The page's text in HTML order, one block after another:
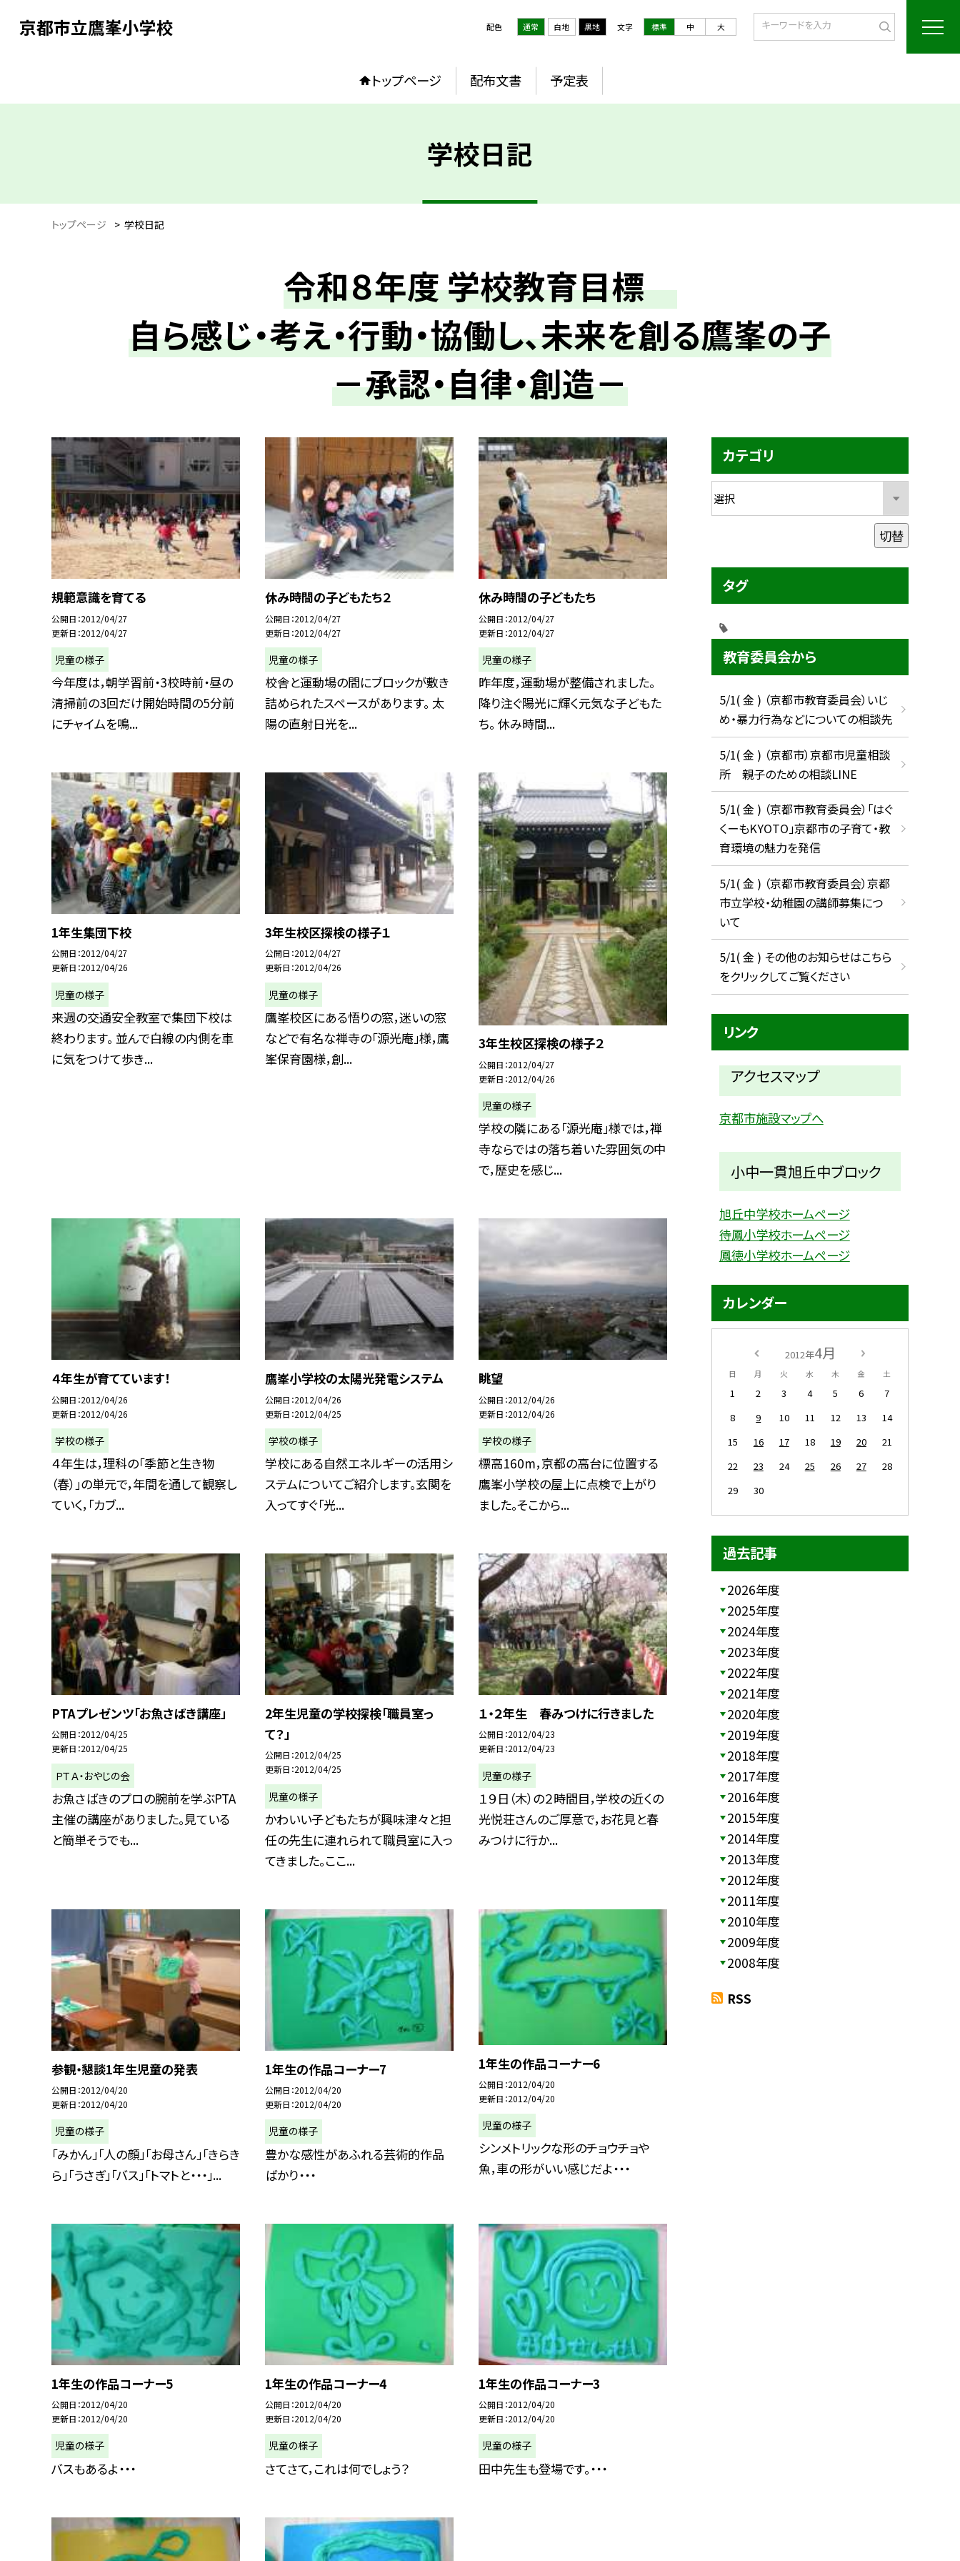
京都市立鷹峯小学校 配色 通常 白地 黒地 文字 標準 中 大
トップページ 配布文書 予定表
学校日記
トップページ > 学校日記
令和８年度 学校教育目標
自ら感じ・考え・行動・協働し、未来を創る鷹峯の子
－承認・自律・創造－
規範意識を育てる
公開日 2012/04/27
更新日 2012/04/27
児童の様子
今年度は，朝学習前・3校時前・昼の
清掃前の3回だけ開始時間の5分前
にチャイムを鳴...
休み時間の子どもたち２
公開日 2012/04/27
更新日 2012/04/27
児童の様子
校舎と運動場の間にブロックが敷き
詰められたスペースがあります。 太
陽の直射日光を...
休み時間の子どもたち
公開日 2012/04/27
更新日 2012/04/27
児童の様子
昨年度，運動場が整備されました。
降り注ぐ陽光に輝く元気な子どもた
ち。 休み時間...
1年生集団下校
公開日 2012/04/27
更新日 2012/04/26
児童の様子
来週の交通安全教室で集団下校は
終わります。 並んで白線の内側を車
に気をつけて歩き...
3年生校区探検の様子１
公開日 2012/04/27
更新日 2012/04/26
児童の様子
鷹峯校区にある悟りの窓，迷いの窓
などで有名な禅寺の「源光庵」様，鷹
峯保育園様，創...
3年生校区探検の様子２
公開日 2012/04/27
更新日 2012/04/26
児童の様子
学校の隣にある「源光庵」様では，禅
寺ならではの落ち着いた雰囲気の中
で，歴史を感じ...
４年生が育てています！
公開日 2012/04/26
更新日 2012/04/26
学校の様子
４年生は，理科の「季節と生き物
（春）」の単元で，年間を通して観察し
ていく，「カブ...
鷹峯小学校の太陽光発電システム
公開日 2012/04/26
更新日 2012/04/25
学校の様子
学校にある自然エネルギーの活用シ
ステムについてご紹介します。玄関を
入ってすぐ「光...
眺望
公開日 2012/04/26
更新日 2012/04/26
学校の様子
標高160m，京都の高台に位置する
鷹峯小学校の屋上に点検で上がり
ました。そこから...
PTAプレゼンツ「お魚さばき講座」
公開日 2012/04/25
更新日 2012/04/25
ＰＴＡ・おやじの会
お魚さばきのプロの腕前を学ぶPTA
主催の講座がありました。見ている
と簡単そうでも...
2年生児童の学校探検「職員室っ
て？」
公開日 2012/04/25
更新日 2012/04/25
児童の様子
かわいい子どもたちが興味津々と担
任の先生に連れられて職員室に入っ
てきました。ここ...
１・２年生 春みつけに行きました
公開日 2012/04/23
更新日 2012/04/23
児童の様子
１９日（木）の２時間目，学校の近くの
光悦荘さんのご厚意で，お花見と春
みつけに行か...
参観・懇談1年生児童の発表
公開日 2012/04/20
更新日 2012/04/20
児童の様子
「みかん」「人の顔」「お母さん」「きらき
ら」「うさぎ」「バス」「トマトと・・・」...
1年生の作品コーナー7
公開日 2012/04/20
更新日 2012/04/20
児童の様子
豊かな感性があふれる芸術的作品
ばかり・・・
1年生の作品コーナー6
公開日 2012/04/20
更新日 2012/04/20
児童の様子
シンメトリックな形のチョウチョや
魚，車の形がいい感じだよ・・・
1年生の作品コーナー5
公開日 2012/04/20
更新日 2012/04/20
児童の様子
バスもあるよ・・・
1年生の作品コーナー4
公開日 2012/04/20
更新日 2012/04/20
児童の様子
さてさて，これは何でしょう？
1年生の作品コーナー3
公開日 2012/04/20
更新日 2012/04/20
児童の様子
田中先生も登場です。・・・
カテゴリ
切替
タグ
教育委員会から
5/1( 金 ) （京都市教育委員会）いじ
め・暴力行為などについての相談先
5/1( 金 ) （京都市）京都市児童相談
所 親子のための相談LINE
5/1( 金 ) （京都市教育委員会）「はぐ
くーもKYOTO」京都市の子育て・教
育環境の魅力を発信
5/1( 金 ) （京都市教育委員会）京都
市立学校・幼稚園の講師募集につ
いて
5/1( 金 ) その他のお知らせはこちら
をクリックしてご覧ください
リンク
アクセスマップ
京都市施設マップへ
小中一貫旭丘中ブロック
旭丘中学校ホームページ
待鳳小学校ホームページ
鳳徳小学校ホームページ
カレンダー
2012年4月
日 月 火 水 木 金 土
1 2 3 4 5 6
7
8
9 10 11 12 13
14
15
16 17 18 19 20
21
22
23 24 25 26 27
28
29
30
過去記事
2026年度
2025年度
2024年度
2023年度
2022年度
2021年度
2020年度
2019年度
2018年度
2017年度
2016年度
2015年度
2014年度
2013年度
2012年度
2011年度
2010年度
2009年度
2008年度
RSS